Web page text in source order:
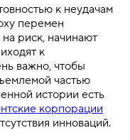
к неудачам
перемен
риск, начинают
к
важно, чтобы
частью
истории есть
корпорации
инноваций.